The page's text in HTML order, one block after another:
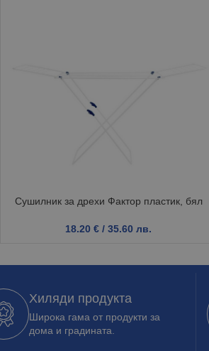
Сушилник за дрехи Фактор пластик, бял
18.20 € / 35.60 лв.
Хиляди продукта
Широка гама от продукти за
дома и градината.